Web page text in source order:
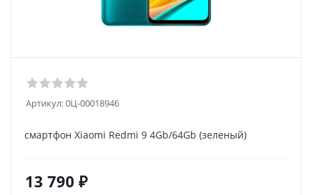
Артикул:0Ц-00018946
смартфон Xiaomi Redmi 9 4Gb/64Gb (зеленый)
13 790 ₽